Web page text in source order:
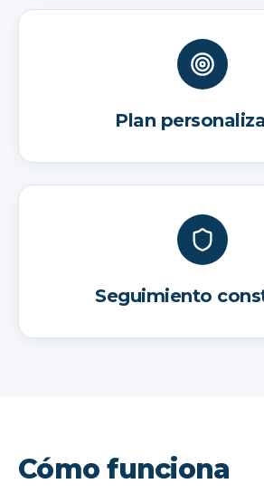
Plan
Seguimiento
Cómo funciona